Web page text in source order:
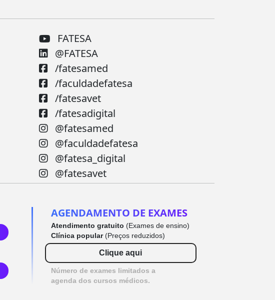
FATESA
@FATESA
/fatesamed
/faculdadefatesa
/fatesavet
/fatesadigital
@fatesamed
@faculdadefatesa
@fatesa_digital
@fatesavet
AGENDAMENTO DE EXAMES
Atendimento gratuito (Exames de ensino)
Clínica popular(Preços reduzidos)
Clique aqui
Número de exames limitados a
agenda dos cursos médicos.